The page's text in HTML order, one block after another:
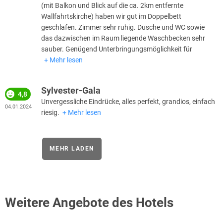
(mit Balkon und Blick auf die ca. 2km entfernte
Wallfahrtskirche) haben wir gut im Doppelbett
geschlafen. Zimmer sehr ruhig. Dusche und WC sowie
das dazwischen im Raum liegende Waschbecken sehr
sauber. Genügend Unterbringungsmöglichkeit für
Mehr lesen
Sylvester-Gala
4,8
04.01.2024
Unvergessliche Eindrücke, alles perfekt, grandios, einfach
riesig.
Mehr lesen
MEHR LADEN
Weitere Angebote des Hotels